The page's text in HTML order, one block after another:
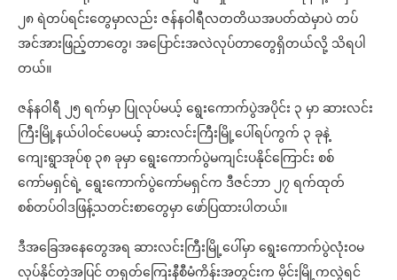
၂၈ ရဲတပ်ရင်းတွေမှာလည်း ဇန်နဝါရီလတတိယအပတ်ထဲမှာပဲ တပ်
အင်အားဖြည့်တာတွေ၊ အပြောင်းအလဲလုပ်တာတွေရှိတယ်လို့ သိရပါ
တယ်။
ဇန်နဝါရီ ၂၅ ရက်မှာ ပြုလုပ်မယ့် ရွေးကောက်ပွဲအပိုင်း ၃ မှာ ဆားလင်း
ကြီးမြို့နယ်ပါဝင်ပေမယ့် ဆားလင်းကြီးမြို့ပေါ်ရပ်ကွက် ၃ ခုနဲ့
ကျေးရွာအုပ်စု ၃၈ ခုမှာ ရွေးကောက်ပွဲမကျင်းပနိုင်ကြောင်း စစ်
ကော်မရှင်ရဲ့ ရွေးကောက်ပွဲကော်မရှင်က ဒီဇင်ဘာ ၂၇ ရက်ထုတ်
စစ်တပ်ဝါဒဖြန့်သတင်းစာတွေမှာ ဖော်ပြထားပါတယ်။
ဒီအခြေအနေတွေအရ ဆားလင်းကြီးမြို့ပေါ်မှာ ရွေးကောက်ပွဲလုံးဝမ
လုပ်နိုင်တဲ့အပြင် တရုတ်ကြေးနီစီမံကိန်းအတွင်းက မိုင်းမြို့ကလွဲရင်